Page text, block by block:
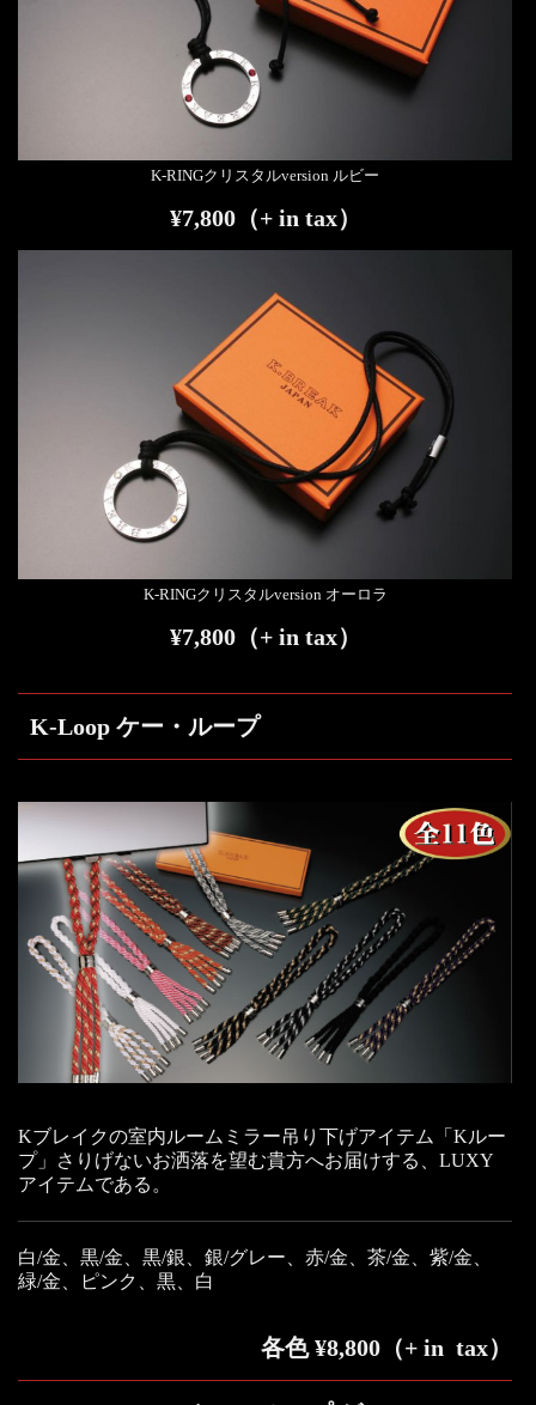
K-RINGクリスタルversion ルビー
¥7,800（+ in tax）
K-RINGクリスタルversion オーロラ
¥7,800（+ in tax）
K-Loop ケー・ループ
Kブレイクの室内ルームミラー吊り下げアイテム「Kルー
プ」さりげないお洒落を望む貴方へお届けする、LUXY
アイテムである。
白/金、黒/金、黒/銀、銀/グレー、赤/金、茶/金、紫/金、
緑/金、ピンク、黒、白
各色 ¥8,800（+ in tax）